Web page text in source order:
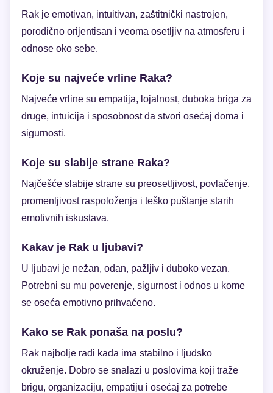
Rak je emotivan, intuitivan, zaštitnički nastrojen,
porodično orijentisan i veoma osetljiv na atmosferu i
odnose oko sebe.
Koje su najveće vrline Raka?
Najveće vrline su empatija, lojalnost, duboka briga za
druge, intuicija i sposobnost da stvori osećaj doma i
sigurnosti.
Koje su slabije strane Raka?
Najčešće slabije strane su preosetljivost, povlačenje,
promenljivost raspoloženja i teško puštanje starih
emotivnih iskustava.
Kakav je Rak u ljubavi?
U ljubavi je nežan, odan, pažljiv i duboko vezan.
Potrebni su mu poverenje, sigurnost i odnos u kome
se oseća emotivno prihvaćeno.
Kako se Rak ponaša na poslu?
Rak najbolje radi kada ima stabilno i ljudsko
okruženje. Dobro se snalazi u poslovima koji traže
brigu, organizaciju, empatiju i osećaj za potrebe